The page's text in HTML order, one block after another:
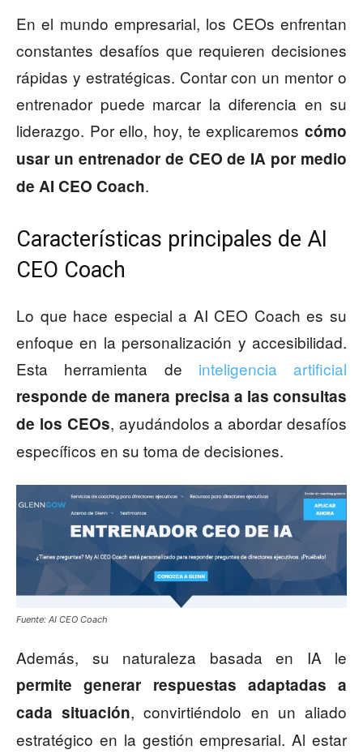
En el mundo empresarial, los CEOs enfrentan
constantes desafíos que requieren decisiones
rápidas y estratégicas. Contar con un mentor o
entrenador puede marcar la diferencia en su
liderazgo. Por ello, hoy, te explicaremos cómo
usar un entrenador de CEO de IA por medio
de AI CEO Coach.
Características principales de AI
CEO Coach
Lo que hace especial a AI CEO Coach es su
enfoque en la personalización y accesibilidad.
Esta herramienta de inteligencia artificial
responde de manera precisa a las consultas
de los CEOs, ayudándolos a abordar desafíos
específicos en su toma de decisiones.
Fuente: AI CEO Coach
Además, su naturaleza basada en IA le
permite generar respuestas adaptadas a
cada situación, convirtiéndolo en un aliado
estratégico en la gestión empresarial. Al estar